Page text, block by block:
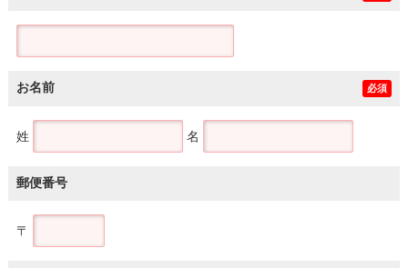
お名前 必須
姓 名
郵便番号
〒